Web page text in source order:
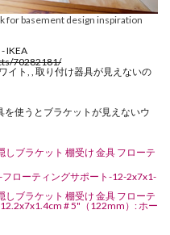
for basement design inspiration
IKEA
70282181/
イト, , 取り付け器具が見えないの
使うとブラケットが見えないウ
しブラケット 棚受け 金具 フローテ
ローティングサポート-12-2x7x1-
しブラケット 棚受け 金具 フローテ
# 5"（122mm）: ホー